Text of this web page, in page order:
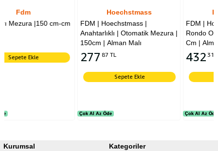
cm
FDM | Hoechstmass |
Anahtarlıklı | Otomatik Mezura |
150cm | Alman Malı
27787 TL
Sepete Ekle
FDM | Hoechstmass | Askılı
Rondo Otomatik Mezura |
Cm | Alman Malı
Sepete Ekle
Kurumsal Kategoriler